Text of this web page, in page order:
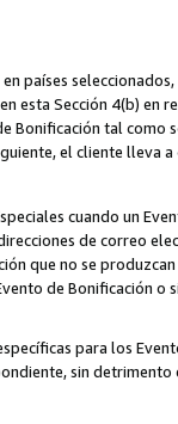
países
esta Sección 4(b) en
Bonificación tal como
el cliente lleva
cuando un
de correo
que no se
de Bonificación
para los
sin